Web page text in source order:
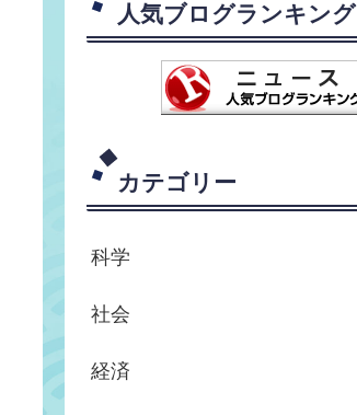
人気ブログランキング
カテゴリー
科学
社会
経済